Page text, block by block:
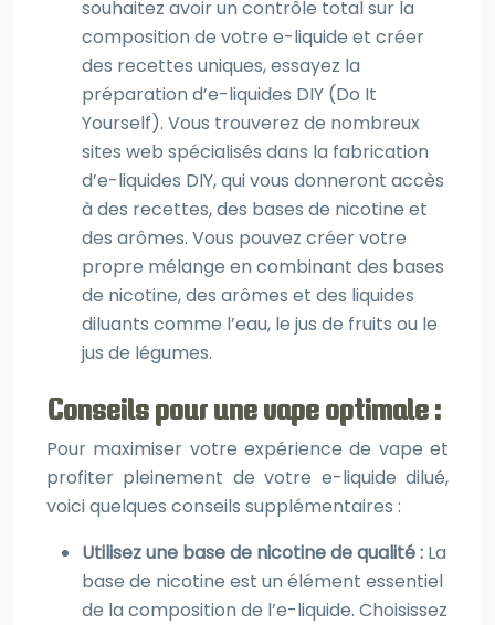
souhaitez avoir un contrôle total sur la
composition de votre e-liquide et créer
des recettes uniques, essayez la
préparation d’e-liquides DIY (Do It
Yourself). Vous trouverez de nombreux
sites web spécialisés dans la fabrication
d’e-liquides DIY, qui vous donneront accès
à des recettes, des bases de nicotine et
des arômes. Vous pouvez créer votre
propre mélange en combinant des bases
de nicotine, des arômes et des liquides
diluants comme l’eau, le jus de fruits ou le
jus de légumes.
Conseils pour une vape optimale :
Pour maximiser votre expérience de vape et
profiter pleinement de votre e-liquide dilué,
voici quelques conseils supplémentaires :
Utilisez une base de nicotine de qualité : La
base de nicotine est un élément essentiel
de la composition de l’e-liquide. Choisissez